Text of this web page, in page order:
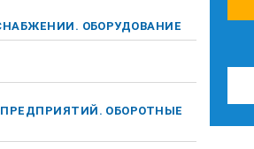
ОБОРУДОВАНИЕ
ОБОРОТНЫЕ